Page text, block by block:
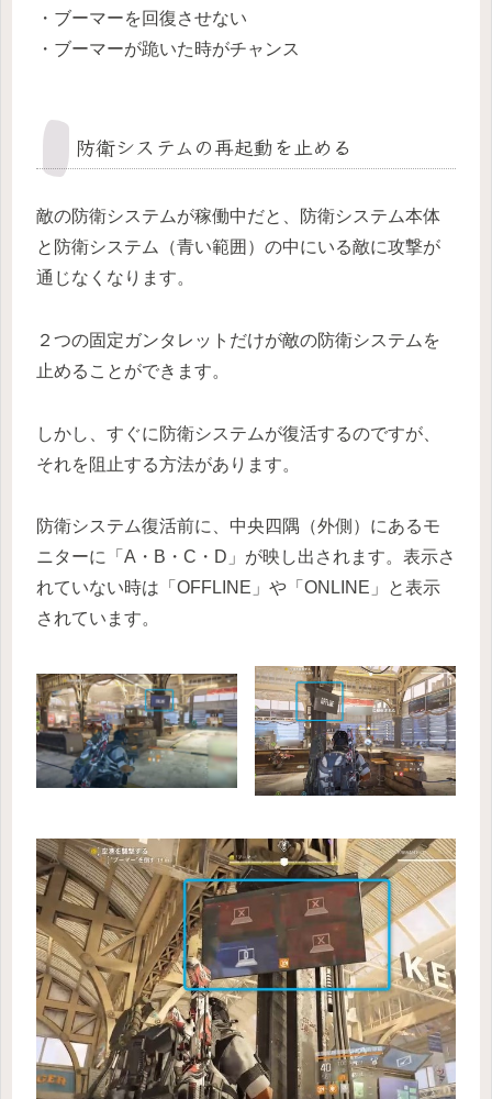
・ブーマーを回復させない
・ブーマーが跪いた時がチャンス
防衛システムの再起動を止める
敵の防衛システムが稼働中だと、防衛システム本体
と防衛システム（青い範囲）の中にいる敵に攻撃が
通じなくなります。
２つの固定ガンタレットだけが敵の防衛システムを
止めることができます。
しかし、すぐに防衛システムが復活するのですが、
それを阻止する方法があります。
防衛システム復活前に、中央四隅（外側）にあるモ
ニターに「A・B・C・D」が映し出されます。表示さ
れていない時は「OFFLINE」や「ONLINE」と表示
されています。